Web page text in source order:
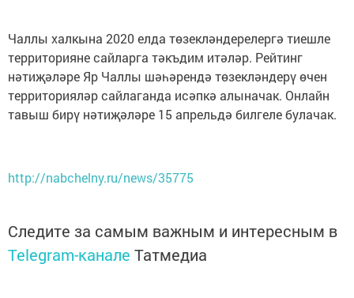
Чаллы халкына 2020 елда төзекләндерелергә тиешле
территорияне сайларга тәкъдим итәләр. Рейтинг
нәтиҗәләре Яр Чаллы шәһәрендә төзекләндерү өчен
территорияләр сайлаганда исәпкә алыначак. Онлайн
тавыш бирү нәтиҗәләре 15 апрельдә билгеле булачак.
http://nabchelny.ru/news/35775
Следите за самым важным и интересным в
Telegram-канале Татмедиа